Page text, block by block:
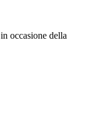
occasione della